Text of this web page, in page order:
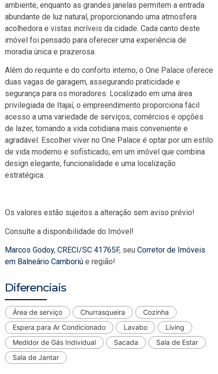
ambiente, enquanto as grandes janelas permitem a entrada
abundante de luz natural, proporcionando uma atmosfera
acolhedora e vistas incríveis da cidade. Cada canto deste
imóvel foi pensado para oferecer uma experiência de
moradia única e prazerosa.
Além do requinte e do conforto interno, o One Palace oferece
duas vagas de garagem, assegurando praticidade e
segurança para os moradores. Localizado em uma área
privilegiada de Itajaí, o empreendimento proporciona fácil
acesso a uma variedade de serviços, comércios e opções
de lazer, tornando a vida cotidiana mais conveniente e
agradável. Escolher viver no One Palace é optar por um estilo
de vida moderno e sofisticado, em um imóvel que combina
design elegante, funcionalidade e uma localização
estratégica.
Os valores estão sujeitos a alteração sem aviso prévio!
Consulte a disponibilidade do Imóvel!
Marcos Godoy, CRECI/SC 41765F, seu Corretor de Imóveis
em Balneário Camboriú e região!
Diferenciais
Área de serviço Churrasqueira
Cozinha
Espera para Ar Condicionado
Lavabo
Living
Medidor de Gás Individual
Sacada
Sala de Estar
Sala de Jantar